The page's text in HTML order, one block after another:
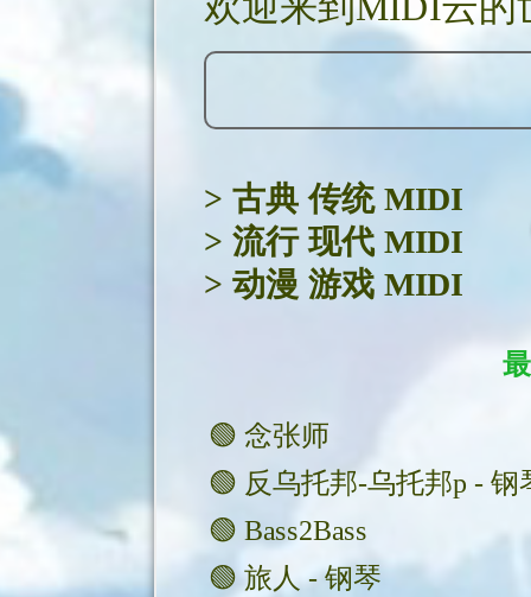
> 古典 传统 MIDI
> 流行 现代 MIDI
> 动漫 游戏 MIDI
🟢 念张师
🟢 反乌托邦-乌托邦p - 钢
🟢 Bass2Bass
🟢 旅人 - 钢琴